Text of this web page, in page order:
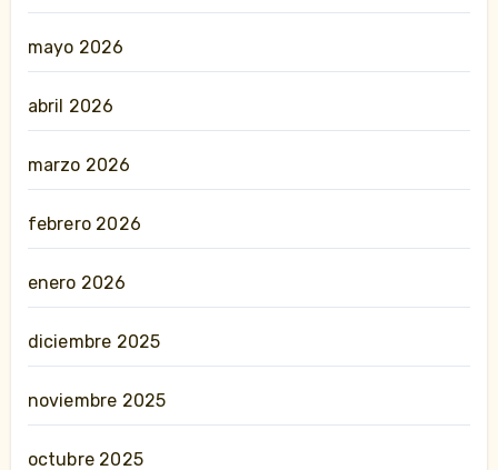
mayo 2026
abril 2026
marzo 2026
febrero 2026
enero 2026
diciembre 2025
noviembre 2025
octubre 2025